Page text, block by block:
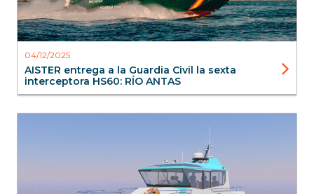
04/12/2025
AISTER entrega a la Guardia Civil la sexta
interceptora HS60: RÍO ANTAS